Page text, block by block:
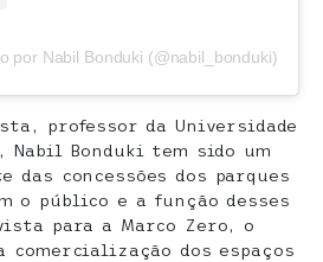
por Nabil Bonduki (@nabil_bonduki)
professor da Universidade
Nabil Bonduki tem sido um
das concessões dos parques
o público e a função desses
para a Marco Zero, o
dos espaços